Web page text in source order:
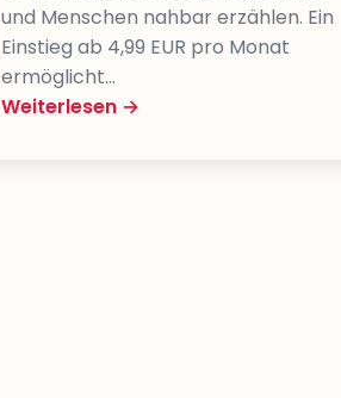
und Menschen nahbar erzählen. Ein
Einstieg ab 4,99 EUR pro Monat
ermöglicht…
Weiterlesen →